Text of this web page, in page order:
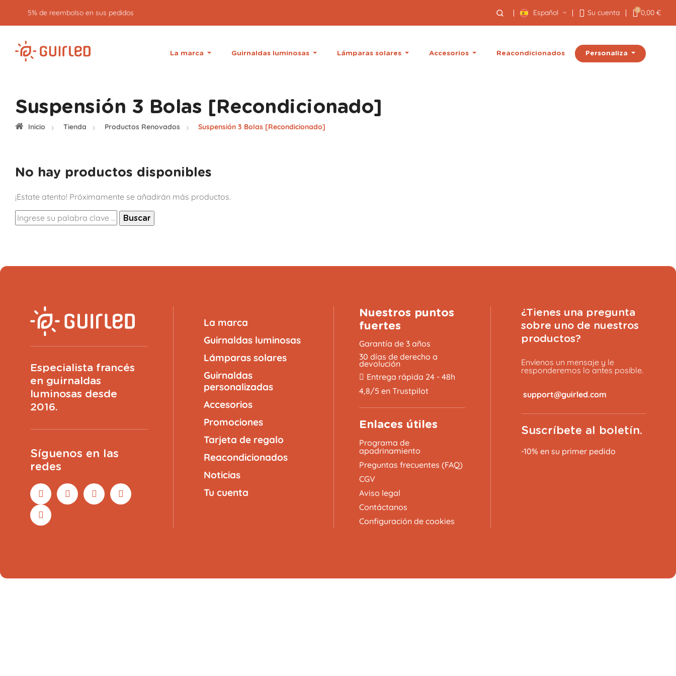
5% de reembolso en sus pedidos Español Su cuenta 0 0,00 €
La marca Guirnaldas luminosas Lámparas solares Accesorios Reacondicionados Personaliza
Suspensión 3 Bolas [Recondicionado]
Inicio Tienda Productos Renovados Suspensión 3 Bolas [Recondicionado]
No hay productos disponibles
¡Estate atento! Próximamente se añadirán más productos.
Buscar
Especialista francés
en guirnaldas
luminosas desde
2016.
Síguenos en las
redes
La marca
Guirnaldas luminosas
Lámparas solares
Guirnaldas
personalizadas
Accesorios
Promociones
Tarjeta de regalo
Reacondicionados
Noticias
Tu cuenta
Nuestros puntos
fuertes
Garantía de 3 años
30 días de derecho a
devolución
Entrega rápida 24 - 48h
4,8/5 en Trustpilot
Enlaces útiles
Programa de
apadrinamiento
Preguntas frecuentes (FAQ)
CGV
Aviso legal
Contáctanos
Configuración de cookies
¿Tienes una pregunta
sobre uno de nuestros
productos?
Envíenos un mensaje y le
responderemos lo antes posible.
Suscríbete al boletín.
-10% en su primer pedido